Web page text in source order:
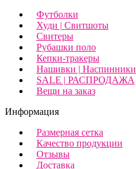
Футболки
Худи | Свитшоты
Свитеры
Рубашки поло
Кепки-тракеры
Нашивки | Наспинники
SALE | РАСПРОДАЖА
Вещи на заказ
Информация
Размерная сетка
Качество продукции
Отзывы
Доставка